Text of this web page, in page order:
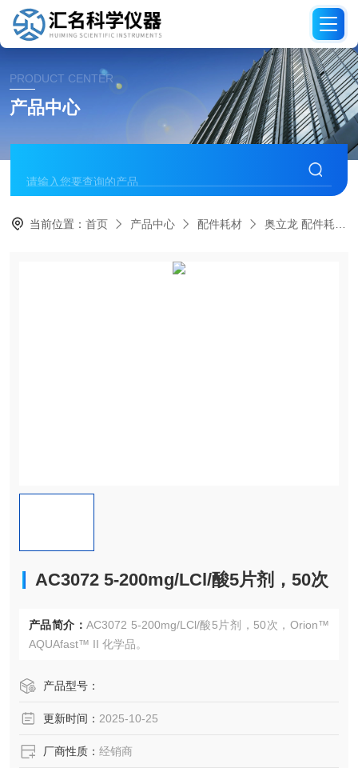
PRODUCT CENTER
产品中心
当前位置：首页 产品中心 配件耗材 奥立龙 配件耗材
AC3072 5-200mg/LCl/酸5片剂，50次
产品简介： AC3072 5-200mg/LCl/酸5片剂，50次，Orion™
AQUAfast™ II 化学品。
产品型号：
更新时间： 2025-10-25
厂商性质： 经销商